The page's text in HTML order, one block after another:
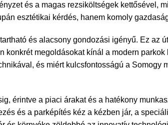
és a magas rezsiköltségek kettősével,
esztétikai kérdés, hanem komoly
és alacsony gondozási igényű. Ez az
megoldásokat kínál a modern
és miért kulcsfontosságú a Somogy
érintve a piaci árakat és a hatékony
és a parképítés kéz a kézben jár, a